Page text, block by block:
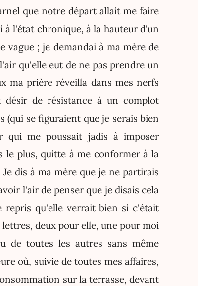
que notre départ allait me faire
à l'état chronique, à la hauteur d'un
vague ; je demandai à ma mère de
qu'elle eut de ne pas prendre un
ma prière réveilla dans mes nerfs
de résistance à un complot
se figuraient que je serais bien
qui me poussait jadis à imposer
le plus, quitte à me conformer à la
dis à ma mère que je ne partirais
l'air de penser que je disais cela
repris qu'elle verrait bien si c'était
deux pour elle, une pour moi
de toutes les autres sans même
où, suivie de toutes mes affaires,
sur la terrasse, devant